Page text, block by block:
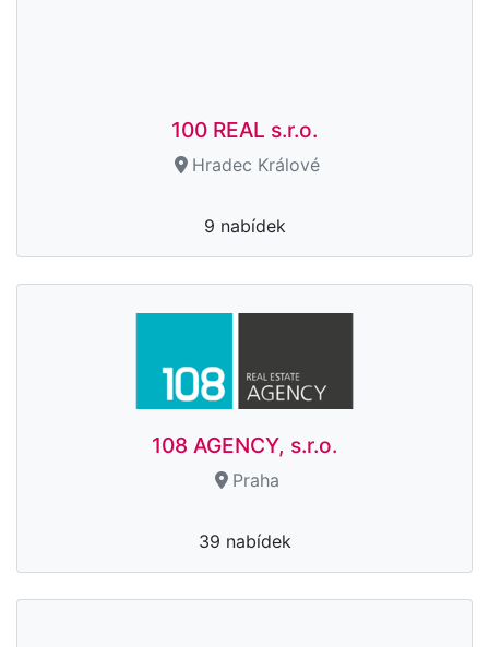
100 REAL s.r.o.
Hradec Králové
9 nabídek
108 AGENCY, s.r.o.
Praha
39 nabídek